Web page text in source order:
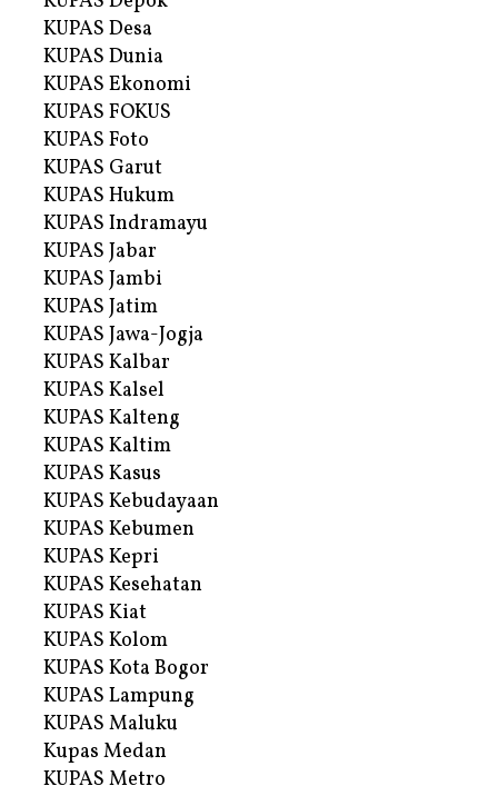
KUPAS Desa
KUPAS Dunia
KUPAS Ekonomi
KUPAS FOKUS
KUPAS Foto
KUPAS Garut
KUPAS Hukum
KUPAS Indramayu
KUPAS Jabar
KUPAS Jambi
KUPAS Jatim
KUPAS Jawa-Jogja
KUPAS Kalbar
KUPAS Kalsel
KUPAS Kalteng
KUPAS Kaltim
KUPAS Kasus
KUPAS Kebudayaan
KUPAS Kebumen
KUPAS Kepri
KUPAS Kesehatan
KUPAS Kiat
KUPAS Kolom
KUPAS Kota Bogor
KUPAS Lampung
KUPAS Maluku
Kupas Medan
KUPAS Metro